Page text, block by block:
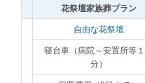
花祭壇家族葬プラン
自由な花祭壇
寝台車（病院～安置所等
分）